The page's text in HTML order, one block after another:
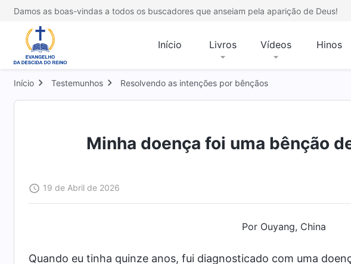
Damos as boas-vindas a todos os buscadores que anseiam pela aparição de Deus!
Início Livros Vídeos Hinos
Início Testemunhos Resolvendo as intenções por bênçãos
Minha doença foi uma bênção
19 de Abril de 2026
Por Ouyang, China
Quando eu tinha quinze anos, fui diagnosticado com uma